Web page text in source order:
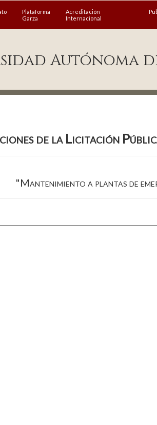
Plataforma
Garza
Acreditación
Internacional
Autónoma
de la Licitación
"Mantenimiento a plantas de